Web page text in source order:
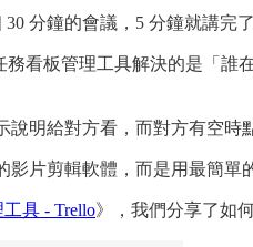
分鐘的會議，5 分鐘就講完了
務看板管理工具解決的是「
明給對方看，而對方有空時
片剪輯軟體，而是用最簡單
具 - Trello》，我們分享了如